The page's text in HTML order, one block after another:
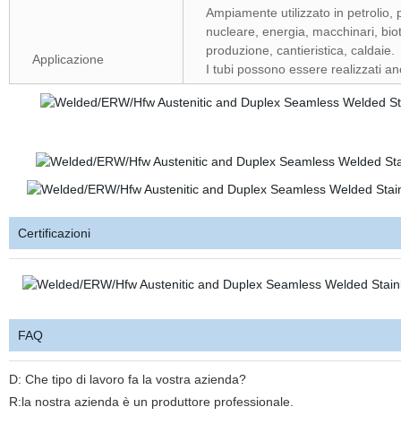
Applicazione
Ampiamente utilizzato in petrolio,
nucleare, energia, macchinari,
produzione, cantieristica, caldaie.
I tubi possono essere realizzati
Certificazioni
FAQ
D: Che tipo di lavoro fa la vostra azienda?
R:la nostra azienda è un produttore professionale.